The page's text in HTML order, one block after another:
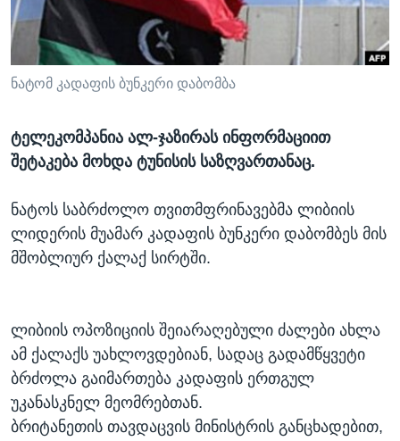
ᲡᲢᲣᲓᲘᲐ ᲕᲐᲨᲘᲜᲒᲢᲝᲜᲘ
ᲔᲙᲝᲜᲝᲛᲘᲙᲐ
ᲯᲐᲜᲛᲠᲗᲔᲚᲝᲑᲐ
ᲛᲔᲪᲜᲘᲔᲠᲔᲑᲐ
ᲙᲣᲚᲢᲣᲠᲐ
ᲓᲔᲖᲘᲜᲤᲝᲠᲛᲐᲪᲘᲐ
Learning English
ᲗᲕᲐᲚᲘ ᲒᲕᲐᲓᲔᲕᲜᲔᲗ
ენები
ნატომ კადაფის ბუნკერი დაბომბა
ტელეკომპანია ალ-ჯაზირას ინფორმაციით
შეტაკება მოხდა ტუნისის საზღვართანაც.
ნატოს საბრძოლო თვითმფრინავებმა ლიბიის
ლიდერის მუამარ კადაფის ბუნკერი დაბომბეს მის
მშობლიურ ქალაქ სირტში.
ლიბიის ოპოზიციის შეიარაღებული ძალები ახლა
ამ ქალაქს უახლოვდებიან, სადაც გადამწყვეტი
ბრძოლა გაიმართება კადაფის ერთგულ
უკანასკნელ მეომრებთან.
ბრიტანეთის თავდაცვის მინისტრის განცხადებით,